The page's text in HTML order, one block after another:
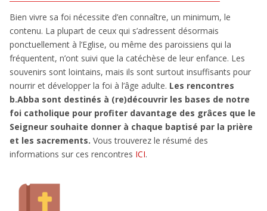
Bien vivre sa foi nécessite d’en connaître, un minimum, le
contenu. La plupart de ceux qui s’adressent désormais
ponctuellement à l’Eglise, ou même des paroissiens qui la
fréquentent, n’ont suivi que la catéchèse de leur enfance. Les
souvenirs sont lointains, mais ils sont surtout insuffisants pour
nourrir et développer la foi à l’âge adulte. Les rencontres
b.Abba sont destinés à (re)découvrir les bases de notre
foi catholique pour profiter davantage des grâces que le
Seigneur souhaite donner à chaque baptisé par la prière
et les sacrements. Vous trouverez le résumé des
informations sur ces rencontres ICI.